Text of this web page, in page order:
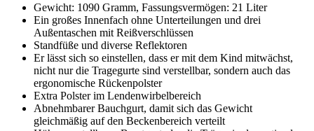
Gewicht: 1090 Gramm, Fassungsvermögen: 21 Liter
Ein großes Innenfach ohne Unterteilungen und drei
Außentaschen mit Reißverschlüssen
Standfüße und diverse Reflektoren
Er lässt sich so einstellen, dass er mit dem Kind mitwächst,
nicht nur die Tragegurte sind verstellbar, sondern auch das
ergonomische Rückenpolster
Extra Polster im Lendenwirbelbereich
Abnehmbarer Bauchgurt, damit sich das Gewicht
gleichmäßig auf den Beckenbereich verteilt